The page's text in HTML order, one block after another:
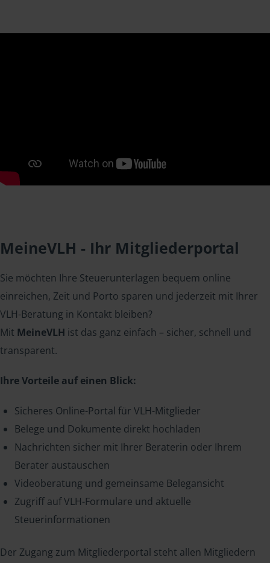
MeineVLH - Ihr Mitgliederportal
Sie möchten Ihre Steuerunterlagen bequem online
einreichen, Zeit und Porto sparen und jederzeit mit Ihrer
VLH-Beratung in Kontakt bleiben?
Mit MeineVLH ist das ganz einfach – sicher, schnell und
transparent.
Ihre Vorteile auf einen Blick:
Sicheres Online-Portal für VLH-Mitglieder
Belege und Dokumente direkt hochladen
Nachrichten sicher mit Ihrer Beraterin oder Ihrem
Berater austauschen
Videoberatung und gemeinsame Belegansicht
Zugriff auf VLH-Formulare und aktuelle
Steuerinformationen
Der Zugang zum Mitgliederportal steht allen Mitgliedern